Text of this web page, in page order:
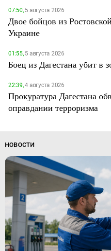
07:50,5 августа 2026
Двое бойцов из
Украине
01:55,5 августа 2026
Боец из Дагестана убит в
22:39,4 августа 2026
Прокуратура Дагестана
оправдании терроризма
НОВОСТИ